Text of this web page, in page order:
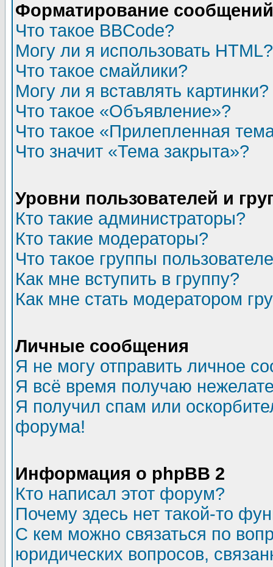
Форматирование
Что такое BBCode?
Могу ли я использовать HTML?
Что такое смайлики?
Могу ли я вставлять картинки?
Что такое «Объявление»?
Что такое «Прилепленная
Что значит «Тема закрыта»?
Уровни пользователей и
Кто такие администраторы?
Кто такие модераторы?
Что такое группы
Как мне вступить в группу?
Как мне стать модератором
Личные сообщения
Я не могу отправить личное
Я всё время получаю
Я получил спам или
форума!
Информация о phpBB 2
Кто написал этот форум?
Почему здесь нет такой-то
С кем можно связаться по
юридических вопросов,